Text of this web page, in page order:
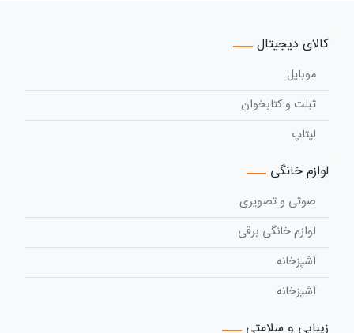
کالای دیجیتال
موبایل
تبلت و کتابخوان
لپتاپ
لوازم خانگی
صوتی و تصویری
لوازم خانگی برقی
آشپزخانه
آشپزخانه